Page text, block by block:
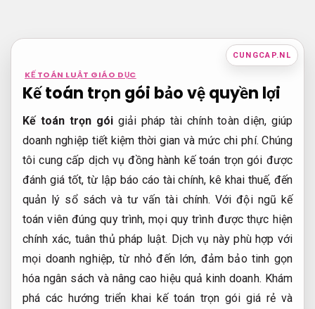
nội
CUNGCAP.NL
KẾ TOÁN LUẬT GIÁO DỤC
Kế toán trọn gói bảo vệ quyền lợi
Kế toán trọn gói giải pháp tài chính toàn diện, giúp
doanh nghiệp tiết kiệm thời gian và mức chi phí. Chúng
tôi cung cấp dịch vụ đồng hành kế toán trọn gói được
đánh giá tốt, từ lập báo cáo tài chính, kê khai thuế, đến
quản lý sổ sách và tư vấn tài chính. Với đội ngũ kế
toán viên đúng quy trình, mọi quy trình được thực hiện
chính xác, tuân thủ pháp luật. Dịch vụ này phù hợp với
mọi doanh nghiệp, từ nhỏ đến lớn, đảm bảo tinh gọn
hóa ngân sách và nâng cao hiệu quả kinh doanh. Khám
phá các hướng triển khai kế toán trọn gói giá rẻ và